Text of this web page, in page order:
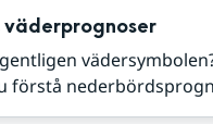
väderprognoser
förstå